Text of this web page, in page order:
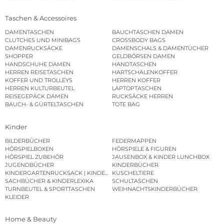
Taschen & Accessoires
DAMENTASCHEN
BAUCHTASCHEN DAMEN
CLUTCHES UND MINIBAGS
CROSSBODY BAGS
DAMENRUCKSÄCKE
DAMENSCHALS & DAMENTÜCHER
SHOPPER
GELDBÖRSEN DAMEN
HANDSCHUHE DAMEN
HANDTASCHEN
HERREN REISETASCHEN
HARTSCHALENKOFFER
KOFFER UND TROLLEYS
HERREN KOFFER
HERREN KULTURBEUTEL
LAPTOPTASCHEN
REISEGEPÄCK DAMEN
RUCKSÄCKE HERREN
BAUCH- & GÜRTELTASCHEN
TOTE BAG
Kinder
BILDERBÜCHER
FEDERMAPPEN
HÖRSPIELBOXEN
HÖRSPIELE & FIGUREN
HÖRSPIEL ZUBEHÖR
JAUSENBOX & KINDER LUNCHBOX
JUGENDBÜCHER
KINDERBÜCHER
KINDERGARTENRUCKSACK | KINDERGARTENBEUTEL
KUSCHELTIERE
SACHBÜCHER & KINDERLEXIKA
SCHULTASCHEN
TURNBEUTEL & SPORTTASCHEN
WEIHNACHTSKINDERBÜCHER
KLEIDER
Home & Beauty